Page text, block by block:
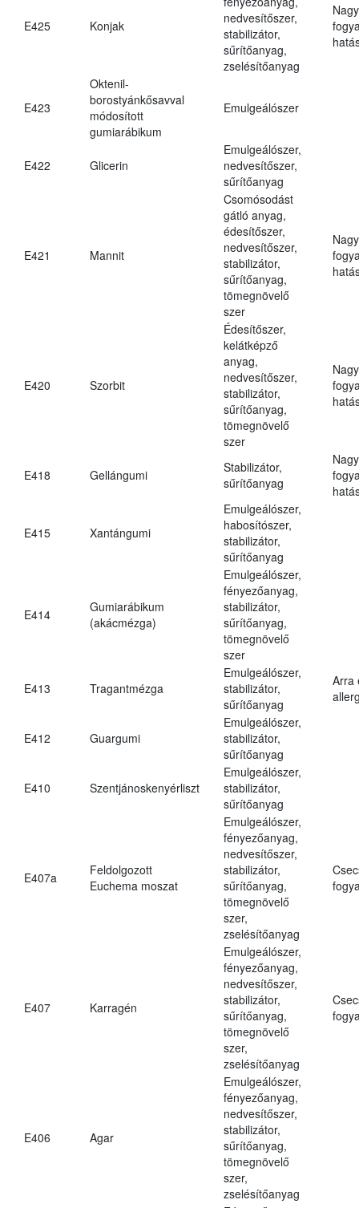
E425 Konjak
nedvesítőszer,
stabilizátor,
sűrítőanyag,
zselésítőanyag
E423
Oktenil-
borostyánkősavval
módosított
gumiarábikum
Emulgeálószer
E422 Glicerin
Emulgeálószer,
nedvesítőszer,
sűrítőanyag
E421 Mannit
Csomósodást
gátló anyag,
édesítőszer,
nedvesítőszer,
stabilizátor,
sűrítőanyag,
tömegnövelő
szer
E420 Szorbit
Édesítőszer,
kelátképző
anyag,
nedvesítőszer,
stabilizátor,
sűrítőanyag,
tömegnövelő
szer
E418 Gellángumi
Stabilizátor,
sűrítőanyag
E415 Xantángumi
Emulgeálószer,
habosítószer,
stabilizátor,
sűrítőanyag
E414
Gumiarábikum
(akácmézga)
Emulgeálószer,
fényezőanyag,
stabilizátor,
sűrítőanyag,
tömegnövelő
szer
E413 Tragantmézga
Emulgeálószer,
stabilizátor,
sűrítőanyag
Arra
E412 Guargumi
Emulgeálószer,
stabilizátor,
sűrítőanyag
E410 Szentjánoskenyérliszt
Emulgeálószer,
stabilizátor,
sűrítőanyag
E407a
Feldolgozott
Euchema moszat
Emulgeálószer,
fényezőanyag,
nedvesítőszer,
stabilizátor,
sűrítőanyag,
tömegnövelő
szer,
zselésítőanyag
E407 Karragén
Emulgeálószer,
fényezőanyag,
nedvesítőszer,
stabilizátor,
sűrítőanyag,
tömegnövelő
szer,
zselésítőanyag
E406 Agar
Emulgeálószer,
fényezőanyag,
nedvesítőszer,
stabilizátor,
sűrítőanyag,
tömegnövelő
szer,
zselésítőanyag